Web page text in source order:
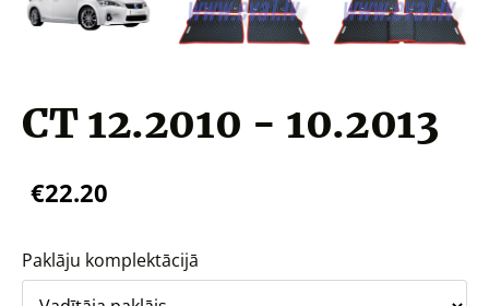
CT 12.2010 - 10.2013
€22.20
Paklāju komplektācijā